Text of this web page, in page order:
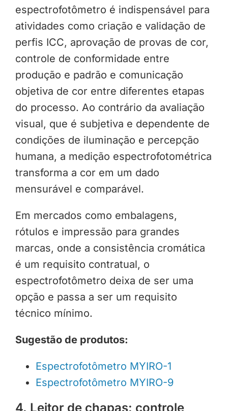
espectrofotômetro é indispensável para
atividades como criação e validação de
perfis ICC, aprovação de provas de cor,
controle de conformidade entre
produção e padrão e comunicação
objetiva de cor entre diferentes etapas
do processo. Ao contrário da avaliação
visual, que é subjetiva e dependente de
condições de iluminação e percepção
humana, a medição espectrofotométrica
transforma a cor em um dado
mensurável e comparável.
Em mercados como embalagens,
rótulos e impressão para grandes
marcas, onde a consistência cromática
é um requisito contratual, o
espectrofotômetro deixa de ser uma
opção e passa a ser um requisito
técnico mínimo.
Sugestão de produtos:
Espectrofotômetro MYIRO-1
Espectrofotômetro MYIRO-9
4. Leitor de chapas: controle